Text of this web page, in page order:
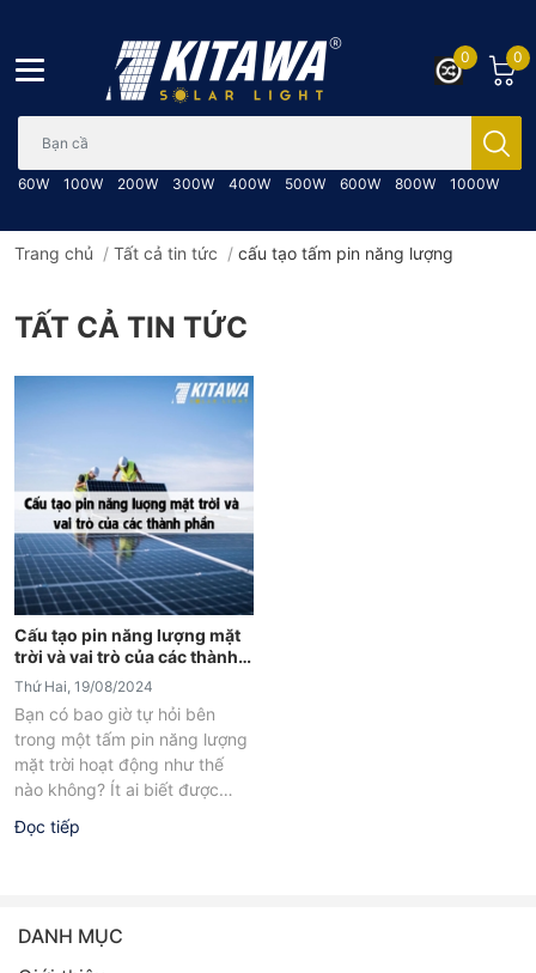
60W 100W 200W 300W 400W 500W 600W 800W 1000W
0
0
Trang chủ / Tất cả tin tức / cấu tạo tấm pin năng lượng
TẤT CẢ TIN TỨC
Cấu tạo pin năng lượng mặt
trời và vai trò của các thành
phần
Thứ Hai, 19/08/2024
Bạn có bao giờ tự hỏi bên
trong một tấm pin năng lượng
mặt trời hoạt động như thế
nào không? Ít ai biết được
Đọc tiếp
DANH MỤC